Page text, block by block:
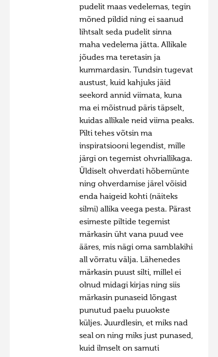
pudelit maas vedelemas, tegin
mõned pildid ning ei saanud
lihtsalt seda pudelit sinna
maha vedelema jätta. Allikale
jõudes ma teretasin ja
kummardasin. Tundsin tugevat
austust, kuid kahjuks jäid
seekord annid viimata, kuna
ma ei mõistnud päris täpselt,
kuidas allikale neid viima peaks.
Pilti tehes võtsin ma
inspiratsiooni legendist, mille
järgi on tegemist ohvriallikaga.
Üldiselt ohverdati hõbemünte
ning ohverdamise järel võisid
enda haigeid kohti (näiteks
silmi) allika veega pesta. Pärast
esimeste piltide tegemist
märkasin üht vana puud vee
ääres, mis nägi oma samblakihi
all võrratu välja. Lähenedes
märkasin puust silti, millel ei
olnud midagi kirjas ning siis
märkasin punaseid lõngast
punutud paelu puuokste
küljes. Juurdlesin, et miks nad
seal on ning miks just punased,
kuid ilmselt on samuti